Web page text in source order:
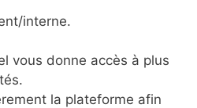
interne.
vous donne accès à plus
la plateforme afin